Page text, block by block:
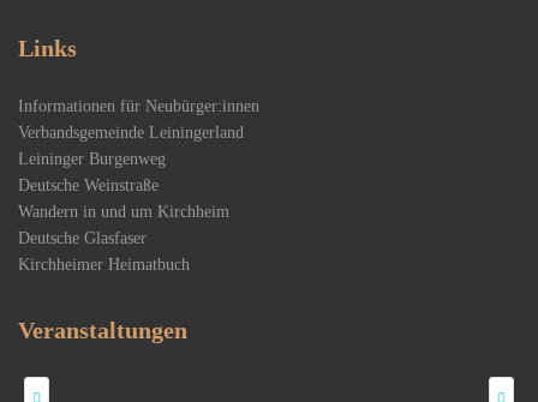
Links
Informationen für Neubürger:innen
Verbandsgemeinde Leiningerland
Leininger Burgenweg
Deutsche Weinstraße
Wandern in und um Kirchheim
Deutsche Glasfaser
Kirchheimer Heimatbuch
Veranstaltungen